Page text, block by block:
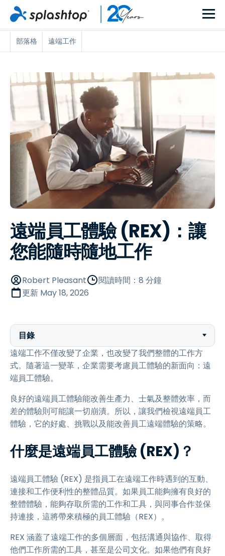
部落格 遠端工作
遠端員工體驗 (REX)：讓
您能隨時隨地工作
Robert Pleasant
閱讀時間：8 分鐘
更新 May 18, 2026
目錄
遠端工作不僅改變了企業，也改變了我們整體的工作方
式。隨著這一變革，企業需要考慮員工體驗的新面向：遠
端員工體驗。
良好的遠端員工體驗能改善生產力、士氣及整體效率，而
差的體驗則可能讓一切崩潰。所以，讓我們檢視遠端員工
體驗，它的好處、挑戰以及能改善員工遠端體驗的策略。
什麼是遠端員工體驗 (REX)？
遠端員工體驗 (REX) 是指員工在遠端工作時遇到的互動、
連接和工作便利性的整體品質。如果員工能夠擁有良好的
整體體驗，能夠存取所需的工作和工具，與同事合作並保
持連接，這將帶來積極的員工體驗（REX）。
REX 涵蓋了遠端工作的多個層面，包括溝通與協作、取得
他們工作所需的工具，甚至是公司文化。如果他們有良好